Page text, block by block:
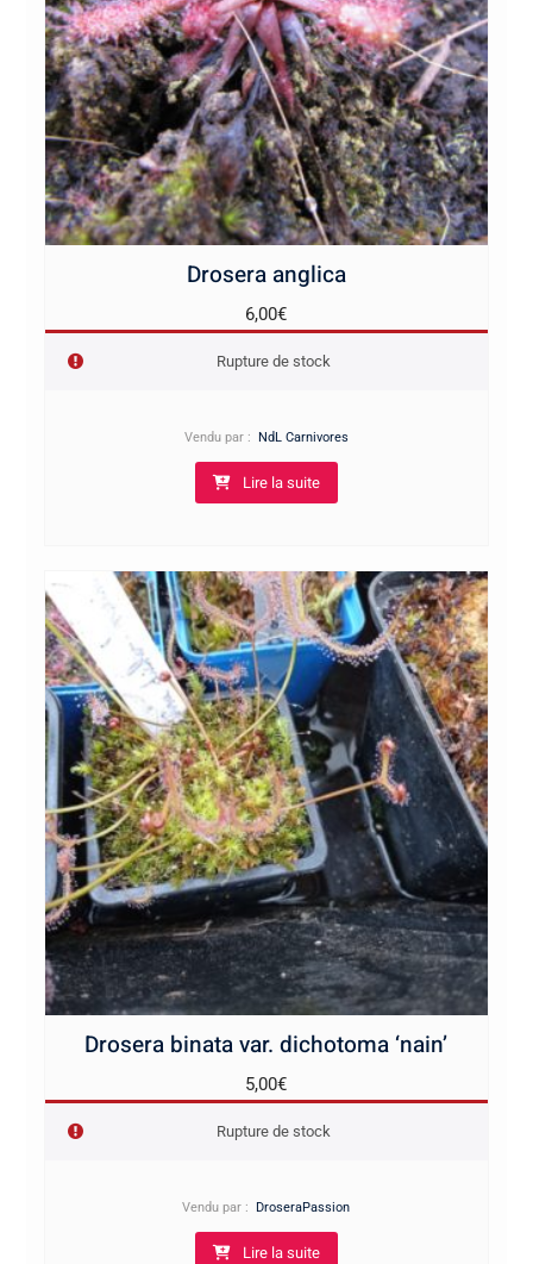
Drosera anglica
6,00€
Rupture de stock
Vendu par : NdL Carnivores
Lire la suite
Drosera binata var. dichotoma ‘nain’
5,00€
Rupture de stock
Vendu par :DroseraPassion
Lire la suite